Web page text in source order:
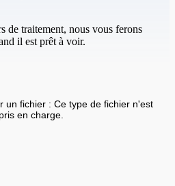
de traitement, nous vous ferons
il est prêt à voir.
un fichier : Ce type de fichier n'est
en charge.